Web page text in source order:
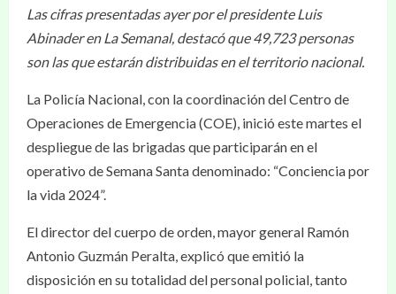
Las cifras presentadas ayer por el presidente Luis
Abinader en La Semanal, destacó que 49,723 personas
son las que estarán distribuidas en el territorio nacional.
La Policía Nacional, con la coordinación del Centro de
Operaciones de Emergencia (COE), inició este martes el
despliegue de las brigadas que participarán en el
operativo de Semana Santa denominado: “Conciencia por
la vida 2024”.
El director del cuerpo de orden, mayor general Ramón
Antonio Guzmán Peralta, explicó que emitió la
disposición en su totalidad del personal policial, tanto